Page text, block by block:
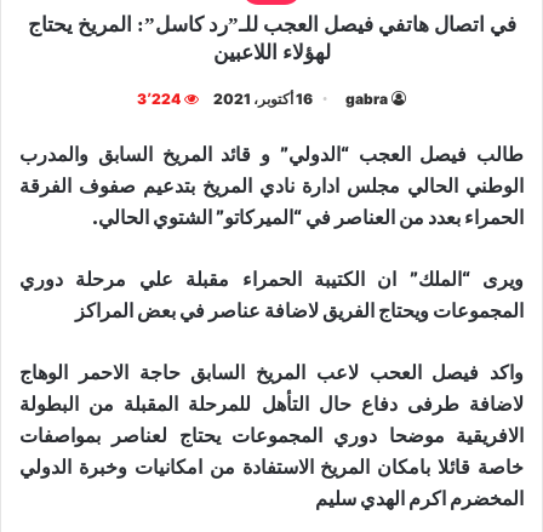
في اتصال هاتفي فيصل العجب للـ”رد كاسل”: المريخ يحتاج
لهؤلاء اللاعبين
gabra 16 أكتوبر، 2021 3٬224
طالب فيصل العجب “الدولي” و قائد المريخ السابق والمدرب
الوطني الحالي مجلس ادارة نادي المريخ بتدعيم صفوف الفرقة
الحمراء بعدد من العناصر في “الميركاتو” الشتوي الحالي.
ويرى “الملك” ان الكتيبة الحمراء مقبلة علي مرحلة دوري
المجموعات ويحتاج الفريق لاضافة عناصر في بعض المراكز
واكد فيصل العحب لاعب المريخ السابق حاجة الاحمر الوهاج
لاضافة طرفى دفاع حال التأهل للمرحلة المقبلة من البطولة
الافريقية موضحا دوري المجموعات يحتاج لعناصر بمواصفات
خاصة قائلا بامكان المريخ الاستفادة من امكانيات وخبرة الدولي
المخضرم اكرم الهدي سليم